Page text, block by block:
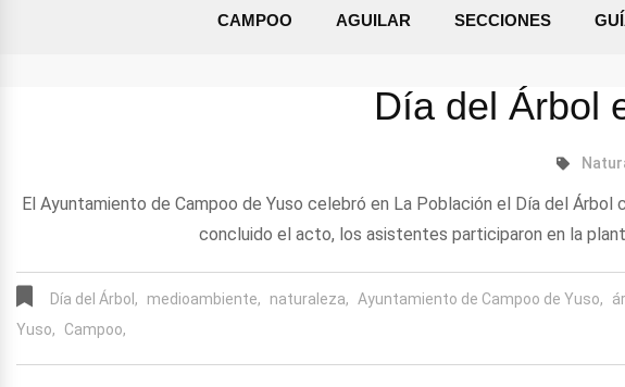
CAMPOO AGUILAR SECCIONES
Día del Árbol
El Ayuntamiento de Campoo de Yuso celebró en La Población el Día del
concluido el acto, los asistentes participaron en la
Día del Árbol, medioambiente, naturaleza, Ayuntamiento de Campoo de Yuso,
Yuso,
Campoo,